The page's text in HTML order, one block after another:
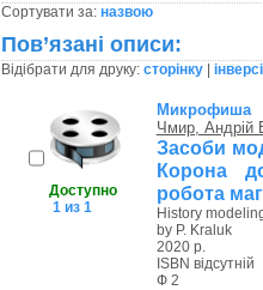
Сортувати за: назвою
Пов’язані описи:
Відібрати для друку: сторінку|
Доступно
1 из 1
Микрофиша
Чмир, Андрій
Засоби
Корона
робота
History
by P. Kraluk
2020 р.
ISBN відсутній
Ф 2